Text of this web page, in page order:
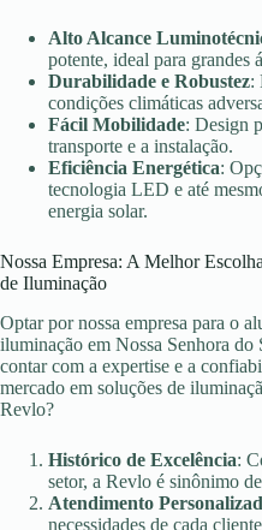
Alto Alcance
potente, ideal para grandes
Durabilidade e Robustez:
condições climáticas
Fácil Mobilidade: Design
transporte e a instalação.
Eficiência Energética:
tecnologia LED e até
energia solar.
Nossa Empresa: A Melhor
de Iluminação
Optar por nossa empresa para o
iluminação em Nossa Senhora
contar com a expertise e a
mercado em soluções de
Revlo?
Histórico de Excelência:
setor, a Revlo é sinônimo
Atendimento
necessidades de cada